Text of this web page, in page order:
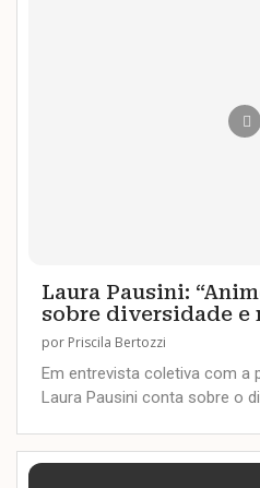
Laura Pausini:
sobre diversidade e
por Priscila Bertozzi
Em entrevista coletiva com a
Laura Pausini conta sobre o